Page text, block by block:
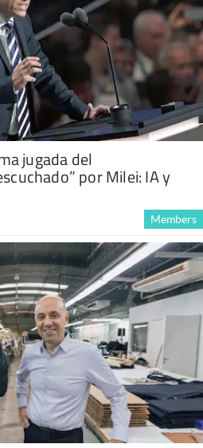
jugada del
por Milei: IA y
Members